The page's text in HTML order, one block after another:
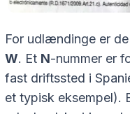
For udlændinge er
W. Et N-nummer er
fast driftssted i
et typisk eksempel).